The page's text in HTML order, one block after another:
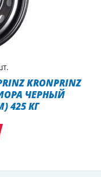
KRONPRINZ
ЧЕРНЫЙ
425 КГ